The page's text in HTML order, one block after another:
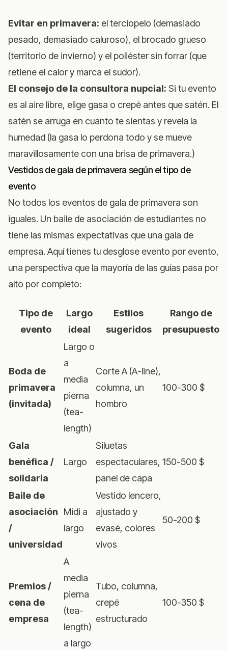
Evitar en primavera: el terciopelo (demasiado
pesado, demasiado caluroso), el brocado grueso
(territorio de invierno) y el poliéster sin forrar (que
retiene el calor y marca el sudor).
El consejo de la consultora nupcial: Si tu evento
es al aire libre, elige gasa o crepé antes que satén. El
satén se arruga en cuanto te sientas y revela la
humedad (la gasa lo perdona todo y se mueve
maravillosamente con una brisa de primavera.)
Vestidos de gala de primavera según el tipo de
evento
No todos los eventos de gala de primavera son
iguales. Un baile de asociación de estudiantes no
tiene las mismas expectativas que una gala de
empresa. Aquí tienes tu desglose evento por evento,
una perspectiva que la mayoría de las guías pasa por
alto por completo:
Tipo de
evento
Largo
ideal
Estilos
sugeridos
Rango de
presupuesto
Boda de
primavera
(invitada)
Largo o
a
media
pierna
(tea-
length)
Corte A (A-line),
columna, un
hombro
100-300 $
Gala
benéfica /
solidaria
Largo
Siluetas
espectaculares,
panel de capa
150-500 $
Baile de
asociación
/
universidad
Midi a
largo
Vestido lencero,
ajustado y
evasé, colores
vivos
50-200 $
Premios /
cena de
empresa
A
media
pierna
(tea-
length)
a largo
Tubo, columna,
crepé
estructurado
100-350 $